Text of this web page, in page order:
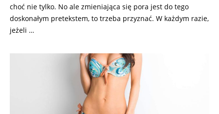
choć nie tylko. No ale zmieniająca się pora jest do tego
doskonałym pretekstem, to trzeba przyznać. W każdym razie,
jeżeli …